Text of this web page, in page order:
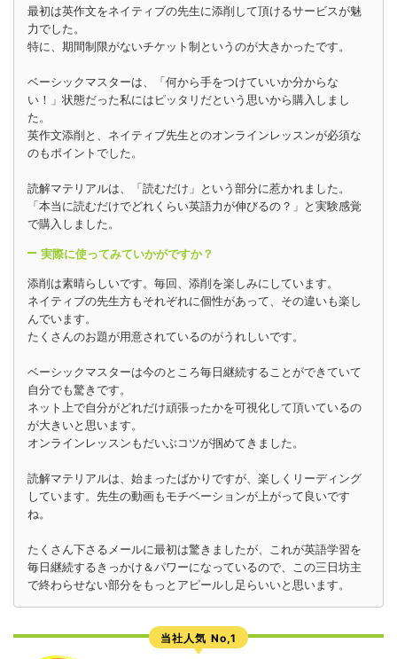
最初は英作文をネイティブの先生に添削して頂けるサービスが魅
力でした。
特に、期間制限がないチケット制というのが大きかったです。
ベーシックマスターは、「何から手をつけていいか分からな
い！」状態だった私にはピッタリだという思いから購入しまし
た。
英作文添削と、ネイティブ先生とのオンラインレッスンが必須な
のもポイントでした。
読解マテリアルは、「読むだけ」という部分に惹かれました。
「本当に読むだけでどれくらい英語力が伸びるの？」と実験感覚
で購入しました。
実際に使ってみていかがですか？
添削は素晴らしいです。毎回、添削を楽しみにしています。
ネイティブの先生方もそれぞれに個性があって、その違いも楽し
んでいます。
たくさんのお題が用意されているのがうれしいです。
ベーシックマスターは今のところ毎日継続することができていて
自分でも驚きです。
ネット上で自分がどれだけ頑張ったかを可視化して頂いているの
が大きいと思います。
オンラインレッスンもだいぶコツが掴めてきました。
読解マテリアルは、始まったばかりですが、楽しくリーディング
しています。先生の動画もモチベーションが上がって良いです
ね。
たくさん下さるメールに最初は驚きましたが、これが英語学習を
毎日継続するきっかけ＆パワーになっているので、この三日坊主
で終わらせない部分をもっとアピールし足らいいと思います。
当社人気 No,1